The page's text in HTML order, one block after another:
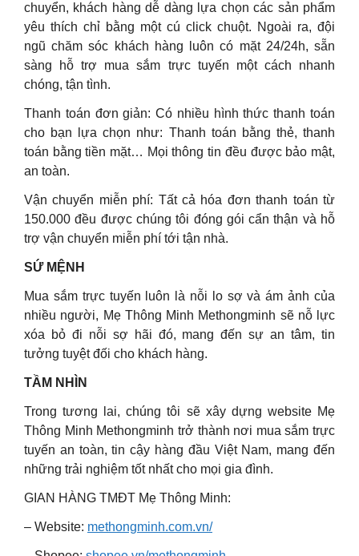
chuyển, khách hàng dễ dàng lựa chọn các sản phẩm
yêu thích chỉ bằng một cú click chuột. Ngoài ra, đội
ngũ chăm sóc khách hàng luôn có mặt 24/24h, sẵn
sàng hỗ trợ mua sắm trực tuyến một cách nhanh
chóng, tận tình.
Thanh toán đơn giản: Có nhiều hình thức thanh toán
cho bạn lựa chọn như: Thanh toán bằng thẻ, thanh
toán bằng tiền mặt… Mọi thông tin đều được bảo mật,
an toàn.
Vận chuyển miễn phí: Tất cả hóa đơn thanh toán từ
150.000 đều được chúng tôi đóng gói cẩn thận và hỗ
trợ vận chuyển miễn phí tới tận nhà.
SỨ MỆNH
Mua sắm trực tuyến luôn là nỗi lo sợ và ám ảnh của
nhiều người, Mẹ Thông Minh Methongminh sẽ nỗ lực
xóa bỏ đi nỗi sợ hãi đó, mang đến sự an tâm, tin
tưởng tuyệt đối cho khách hàng.
TẦM NHÌN
Trong tương lai, chúng tôi sẽ xây dựng website Mẹ
Thông Minh Methongminh trở thành nơi mua sắm trực
tuyến an toàn, tin cậy hàng đầu Việt Nam, mang đến
những trải nghiệm tốt nhất cho mọi gia đình.
GIAN HÀNG TMĐT Mẹ Thông Minh:
– Website: methongminh.com.vn/